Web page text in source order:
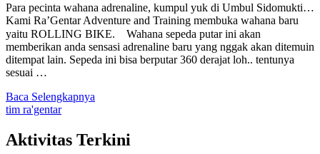
Para pecinta wahana adrenaline, kumpul yuk di Umbul Sidomukti…
Kami Ra’Gentar Adventure and Training membuka wahana baru
yaitu ROLLING BIKE.⠀ Wahana sepeda putar ini akan
memberikan anda sensasi adrenaline baru yang nggak akan ditemuin
ditempat lain. Sepeda ini bisa berputar 360 derajat loh.. tentunya
sesuai …
Baca Selengkapnya
tim ra'gentar
Aktivitas Terkini